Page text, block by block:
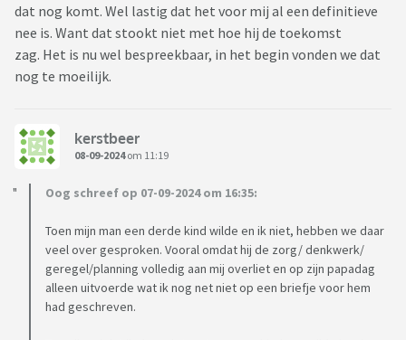
dat nog komt. Wel lastig dat het voor mij al een definitieve
nee is. Want dat stookt niet met hoe hij de toekomst
zag. Het is nu wel bespreekbaar, in het begin vonden we dat
nog te moeilijk.
kerstbeer
08-09-2024om 11:19
Oog schreef op 07-09-2024 om 16:35:
Toen mijn man een derde kind wilde en ik niet, hebben we daar
veel over gesproken. Vooral omdat hij de zorg/ denkwerk/
geregel/planning volledig aan mij overliet en op zijn papadag
alleen uitvoerde wat ik nog net niet op een briefje voor hem
had geschreven.